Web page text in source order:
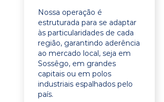
Nossa operação é
estruturada para se adaptar
às particularidades de cada
região, garantindo aderência
ao mercado local, seja em
Sossêgo, em grandes
capitais ou em polos
industriais espalhados pelo
país.